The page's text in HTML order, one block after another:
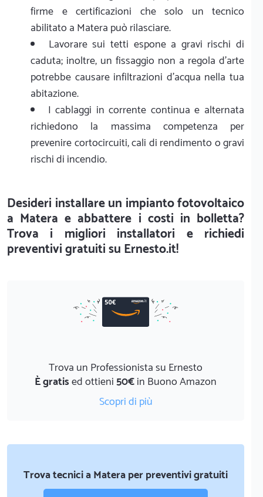
firme e certificazioni che solo un tecnico
abilitato a Matera può rilasciare.
Lavorare sui tetti espone a gravi rischi di
caduta; inoltre, un fissaggio non a regola d'arte
potrebbe causare infiltrazioni d'acqua nella tua
abitazione.
I cablaggi in corrente continua e alternata
richiedono la massima competenza per
prevenire cortocircuiti, cali di rendimento o gravi
rischi di incendio.
Desideri installare un impianto fotovoltaico
a Matera e abbattere i costi in bolletta?
Trova i migliori installatori e richiedi
preventivi gratuiti su Ernesto.it!
Trova un Professionista su Ernesto
È gratised ottieni50€in Buono Amazon
Scopri di più
Trova tecnici a Matera per preventivi gratuiti